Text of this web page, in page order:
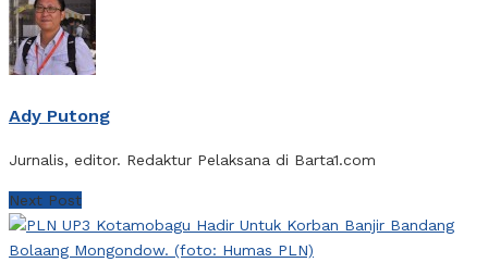
Ady Putong
Jurnalis, editor. Redaktur Pelaksana di Barta1.com
Next Post